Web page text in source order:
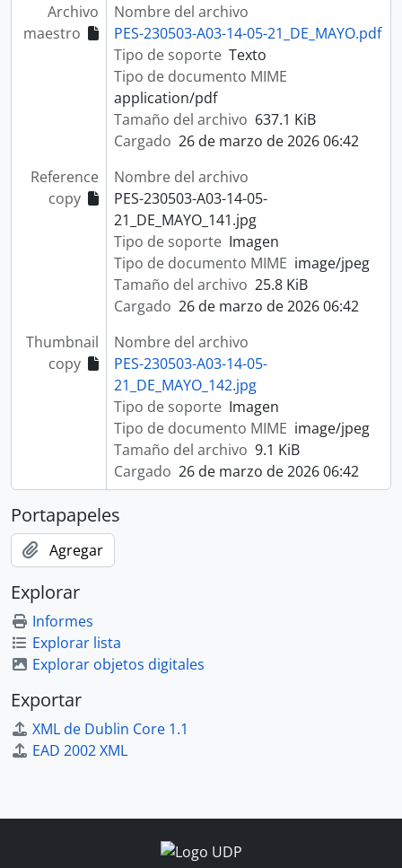
Archivo
maestro
Nombre del archivo
PES-230503-A03-14-05-21_DE_MAYO.pdf
Tipo de soporte Texto
Tipo de documento MIME
application/pdf
Tamaño del archivo 637.1 KiB
Cargado 26 de marzo de 2026 06:42
Reference
copy
Nombre del archivo
PES-230503-A03-14-05-
21_DE_MAYO_141.jpg
Tipo de soporte Imagen
Tipo de documento MIME image/jpeg
Tamaño del archivo 25.8 KiB
Cargado 26 de marzo de 2026 06:42
Thumbnail
copy
Nombre del archivo
PES-230503-A03-14-05-
21_DE_MAYO_142.jpg
Tipo de soporte Imagen
Tipo de documento MIME image/jpeg
Tamaño del archivo 9.1 KiB
Cargado 26 de marzo de 2026 06:42
Portapapeles
Agregar
Explorar
Informes
Explorar lista
Explorar objetos digitales
Exportar
XML de Dublin Core 1.1
EAD 2002 XML